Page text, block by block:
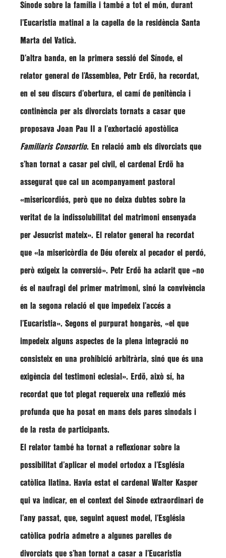
Sínode sobre la família i també a tot el món, durant
l’Eucaristia matinal a la capella de la residència Santa
Marta del Vaticà.
D’altra banda, en la primera sessió del Sínode, el
relator general de l’Assemblea, Petr Erdö, ha recordat,
en el seu discurs d’obertura, el camí de penitència i
continència per als divorciats tornats a casar que
proposava Joan Pau II a l’exhortació apostòlica
Familiaris Consortio. En relació amb els divorciats que
s’han tornat a casar pel civil, el cardenal Erdö ha
assegurat que cal un acompanyament pastoral
«misericordiós, però que no deixa dubtes sobre la
veritat de la indissolubilitat del matrimoni ensenyada
per Jesucrist mateix». El relator general ha recordat
que «la misericòrdia de Déu ofereix al pecador el perdó,
però exigeix la conversió». Petr Erdö ha aclarit que «no
és el naufragi del primer matrimoni, sinó la convivència
en la segona relació el que impedeix l’accés a
l’Eucaristia». Segons el purpurat hongarès, «el que
impedeix alguns aspectes de la plena integració no
consisteix en una prohibició arbitrària, sinó que és una
exigència del testimoni eclesial». Erdö, això sí, ha
recordat que tot plegat requereix una reflexió més
profunda que ha posat en mans dels pares sinodals i
de la resta de participants.
El relator també ha tornat a reflexionar sobre la
possibilitat d’aplicar el model ortodox a l’Església
catòlica llatina. Havia estat el cardenal Walter Kasper
qui va indicar, en el context del Sínode extraordinari de
l’any passat, que, seguint aquest model, l’Església
catòlica podria admetre a algunes parelles de
divorciats que s’han tornat a casar a l’Eucaristia